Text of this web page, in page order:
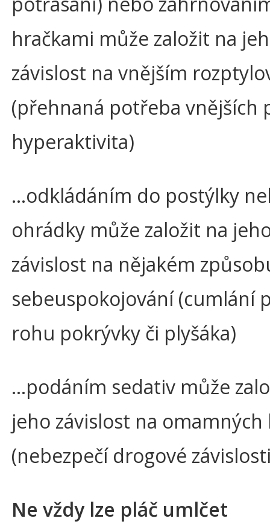
hračkami může založit na
závislost na vnějším
(přehnaná potřeba vnějších
hyperaktivita)
…odkládáním do postýlky
ohrádky může založit na
závislost na nějakém
sebeuspokojování (cumlání
rohu pokrývky či plyšáka)
…podáním sedativ může
jeho závislost na omamných
(nebezpečí drogové
Ne vždy lze pláč umlčet